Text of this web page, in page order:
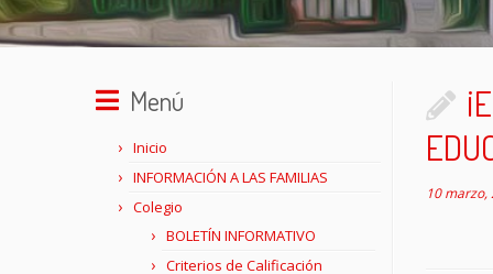
Menú
Inicio
INFORMACIÓN A LAS FAMILIAS
Colegio
BOLETÍN INFORMATIVO
Criterios de Calificación
10 marzo,